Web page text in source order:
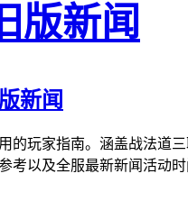
版新闻
新闻
的玩家指南。涵盖战法道
考以及全服最新新闻活动